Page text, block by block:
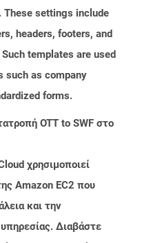
settings include
headers, footers, and
templates are used
such as company
forms.
OTT to SWF στο
χρησιμοποιεί
Amazon EC2 που
και την
Διαβάστε